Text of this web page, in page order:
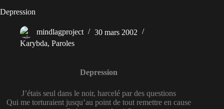
Depression
mindlagproject
30 mars 2002
Karybda, Paroles
Depression
J’étais seul dans le noir, harcelé par des questions
Qui me torturaient jusqu’au point de tout remettre en cause